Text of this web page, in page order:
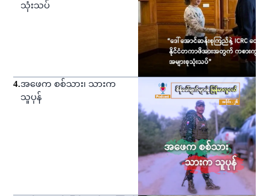
သုံးသပ်
4.အဖေက စစ်သား၊ သားက
သူပုန်